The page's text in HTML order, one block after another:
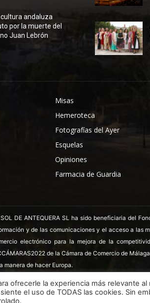
cultura andaluza
por la muerte del
Juan Lebrón
Misas
Hemeroteca
Fotografías del Ayer
Esquelas
Opiniones
Farmacia de Guardia
SOL DE ANTEQUERA SL ha sido beneficiaria del
y de las comunicaciones y el acceso a las
electrónico para la mejora de la
de la Cámara de Comercio de
manera de hacer Europa.
©Dinan - 2026
ofrecerle la experiencia más relevante
el uso de TODAS las cookies. Sin